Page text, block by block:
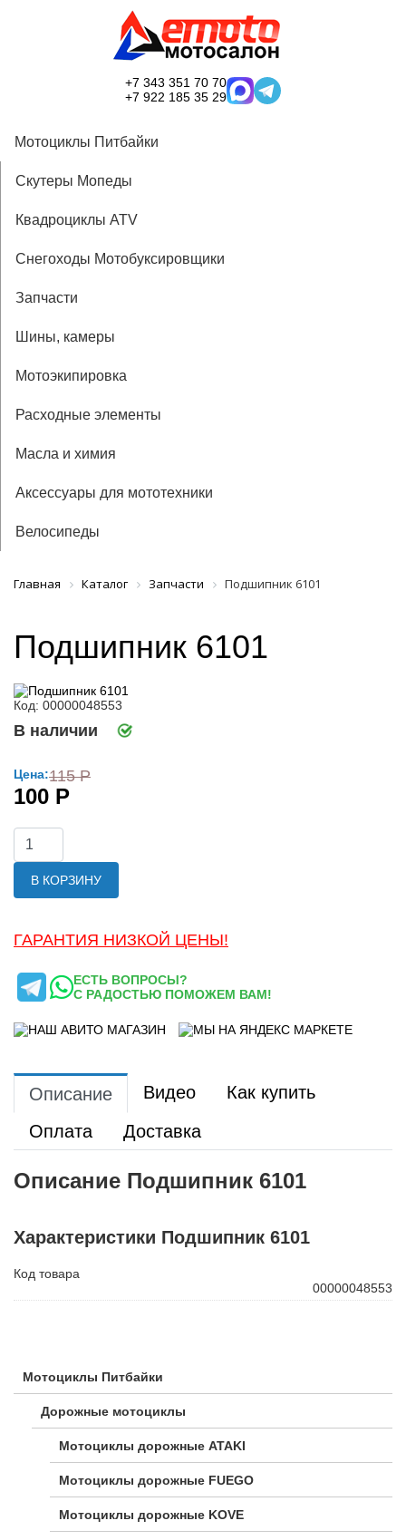
+7 343 351 70 70
+7 922 185 35 29
Мотоциклы Питбайки
Скутеры Мопеды
Квадроциклы ATV
Снегоходы Мотобуксировщики
Запчасти
Шины, камеры
Мотоэкипировка
Расходные элементы
Масла и химия
Аксессуары для мототехники
Велосипеды
Главная Каталог Запчасти Подшипник 6101
Мотоциклы Питбайки
Дорожные мотоциклы
Мотоциклы дорожные ATAKI
Мотоциклы дорожные FUEGO
Мотоциклы дорожные KOVE
Подшипник 6101
Код: 00000048553
В наличии
Цена:115 Р
100 Р
В КОРЗИНУ
ГАРАНТИЯ НИЗКОЙ ЦЕНЫ!
ЕСТЬ ВОПРОСЫ?
С РАДОСТЬЮ ПОМОЖЕМ ВАМ!
Описание Видео
Как купить
Оплата
Доставка
Описание Подшипник 6101
Характеристики Подшипник 6101
Код товара
00000048553